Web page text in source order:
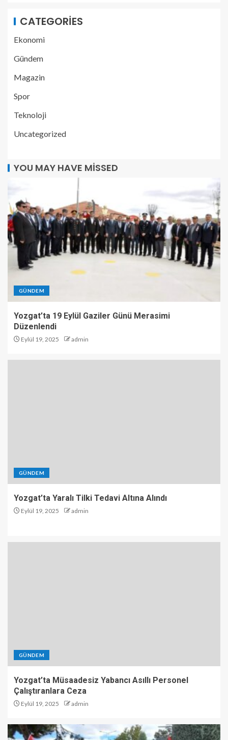
CATEGORIES
Ekonomi
Gündem
Magazin
Spor
Teknoloji
Uncategorized
YOU MAY HAVE MISSED
GÜNDEM
Yozgat’ta 19 Eylül Gaziler Günü Merasimi
Düzenlendi
Eylül 19, 2025 admin
GÜNDEM
Yozgat’ta Yaralı Tilki Tedavi Altına Alındı
Eylül 19, 2025 admin
GÜNDEM
Yozgat’ta Müsaadesiz Yabancı Asıllı Personel
Çalıştıranlara Ceza
Eylül 19, 2025 admin